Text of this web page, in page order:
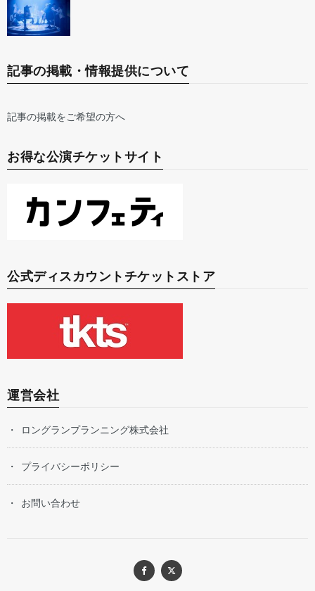
記事の掲載・情報提供について
記事の掲載をご希望の方へ
お得な公演チケットサイト
公式ディスカウントチケットストア
運営会社
ロングランプランニング株式会社
プライバシーポリシー
お問い合わせ